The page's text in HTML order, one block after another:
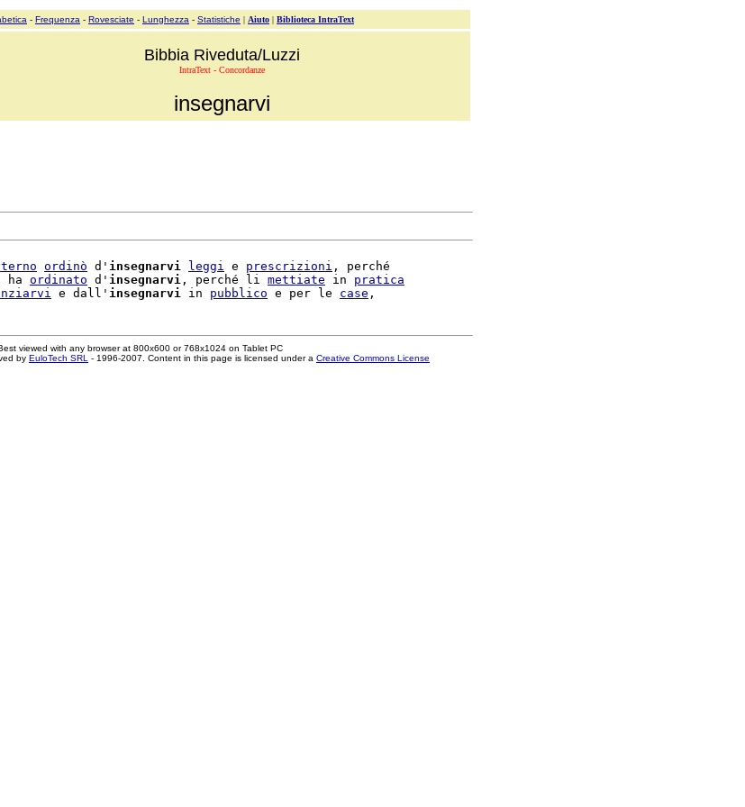
- Frequenza - Rovesciate - Lunghezza - Statistiche | Aiuto | Biblioteca IntraText
Bibbia Riveduta/Luzzi
IntraText - Concordanze
insegnarvi
ordinò d' insegnarvi leggi e prescrizioni , perché
ha ordinato d' insegnarvi , perché li mettiate in pratica
e dall' insegnarvi in pubblico e per le case
viewed with any browser at 800x600 or 768x1024 on Tablet PC
by EuloTech SRL - 1996-2007. Content in this page is licensed under a Creative Commons License